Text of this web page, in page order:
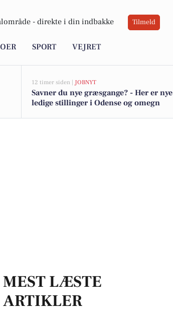
- direkte i din indbakke Tilmeld
SPORT VEJRET
12 timer siden | JOBNYT
Savner du nye græsgange? - Her er nye
ledige stillinger i Odense og omegn
MEST LÆSTE
ARTIKLER